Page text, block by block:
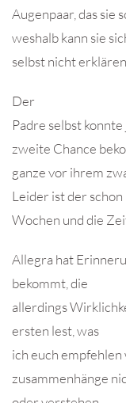
Augenpaar, das sie
weshalb kann sie
selbst nicht
Der
Padre selbst
zweite Chance
ganze vor ihrem
Leider ist der schon
Wochen und die
Allegra hat
bekommt, die
allerdings
ersten lest, was
ich euch
zusammenhänge